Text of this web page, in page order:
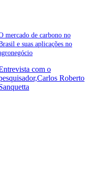
mercado de carbono no
e suas aplicações no
com o
Roberto